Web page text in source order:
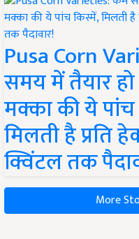
Pusa Corn
समय में तैयार
मक्का की ये
मिलती है प्रति
क्विंटल तक
More